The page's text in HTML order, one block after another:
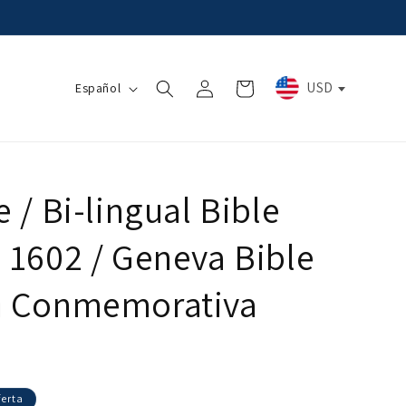
m
a
Español
sesión
Carrito USD
/ Bi-lingual Bible
/ Geneva Bible
Conmemorativa